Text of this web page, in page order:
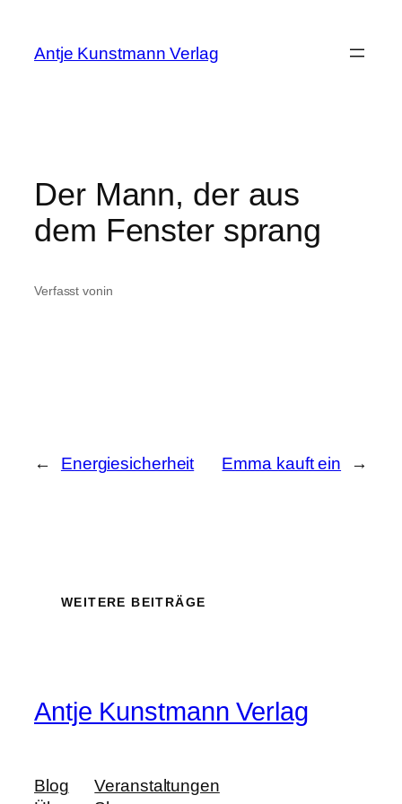
springen
Antje Kunstmann Verlag
Der Mann, der aus
dem Fenster sprang
Verfasst vonin
← Energiesicherheit Emma kauft ein →
WEITERE BEITRÄGE
Antje Kunstmann Verlag
Blog
Veranstaltungen